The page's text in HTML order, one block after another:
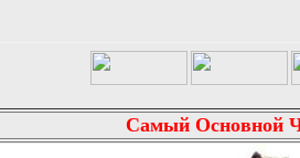
Самый Основной